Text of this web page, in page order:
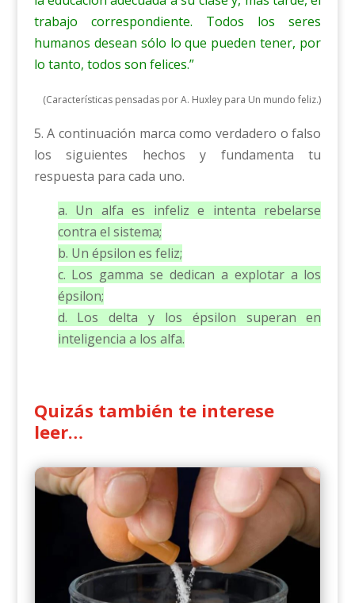
trabajo correspondiente. Todos los seres
humanos desean sólo lo que pueden tener, por
lo tanto, todos son felices.”
(Características pensadas por A. Huxley para Un mundo feliz.)
5. A continuación marca como verdadero o falso
los siguientes hechos y fundamenta tu
respuesta para cada uno.
a. Un alfa es infeliz e intenta rebelarse
contra el sistema;
b. Un épsilon es feliz;
c. Los gamma se dedican a explotar a los
épsilon;
d. Los delta y los épsilon superan en
inteligencia a los alfa.
Quizás también te interese
leer…